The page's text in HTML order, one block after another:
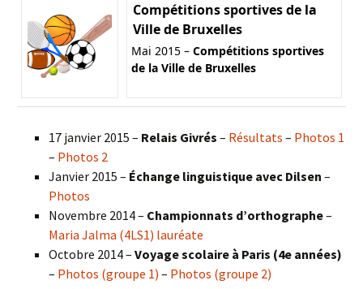
Compétitions sportives de la
Ville de Bruxelles
Mai 2015 – Compétitions sportives
de la Ville de Bruxelles
17 janvier 2015 – Relais Givrés – Résultats – Photos 1
– Photos 2
Janvier 2015 – Échange linguistique avec Dilsen –
Photos
Novembre 2014 – Championnats d’orthographe–
Maria Jalma (4LS1) lauréate
Octobre 2014 – Voyage scolaire à Paris (4e années)
– Photos (groupe 1) – Photos (groupe 2)